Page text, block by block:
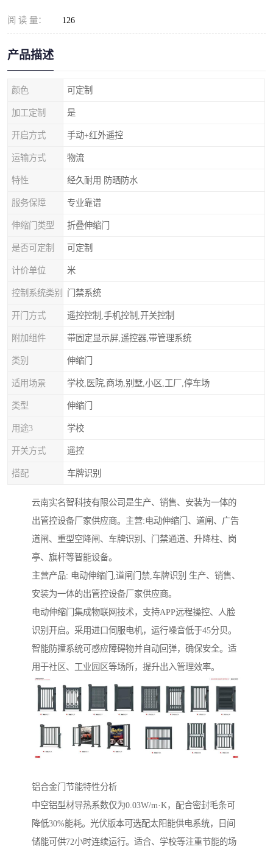
阅 读 量： 126
产品描述
颜色 可定制
加工定制 是
开启方式 手动+红外遥控
运输方式 物流
特性 经久耐用 防晒防水
服务保障 专业靠谱
伸缩门类型 折叠伸缩门
是否可定制 可定制
计价单位 米
控制系统类别 门禁系统
开门方式 遥控控制,手机控制,开关控制
附加组件 带固定显示屏,遥控器,带管理系统
类别 伸缩门
适用场景 学校,医院,商场,别墅,小区,工厂,停车场
类型 伸缩门
用途3 学校
开关方式 遥控
搭配 车牌识别
云南实名智科技有限公司是生产、销售、安装为一体的
出管控设备厂家供应商。主营:电动伸缩门、道闸、广告
道闸、重型空降闸、车牌识别、门禁通道、升降柱、岗
亭、旗杆等智能设备。
主营产品: 电动伸缩门,道闸门禁,车牌识别 生产、销售、
安装为一体的出管控设备厂家供应商。
电动伸缩门集成物联网技术，支持APP远程操控、人脸
识别开启。采用进口伺服电机，运行噪音低于45分贝。
智能防撞系统可感应障碍物并自动回弹，确保安全。适
用于社区、工业园区等场所，提升出入管理效率。
铝合金门节能特性分析‌
中空铝型材导热系数仅为0.03W/m·K，配合密封毛条可
降低30%能耗。光伏版本可选配太阳能供电系统，日间
储能可供72小时连续运行。适合、学校等注重节能的场